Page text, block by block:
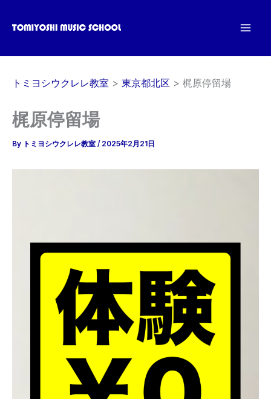
ス
トミヨシウクレレ教室 東京都北区 梶原停留場
梶原停留場
By トミヨシウクレレ教室 / 2025年2月21日